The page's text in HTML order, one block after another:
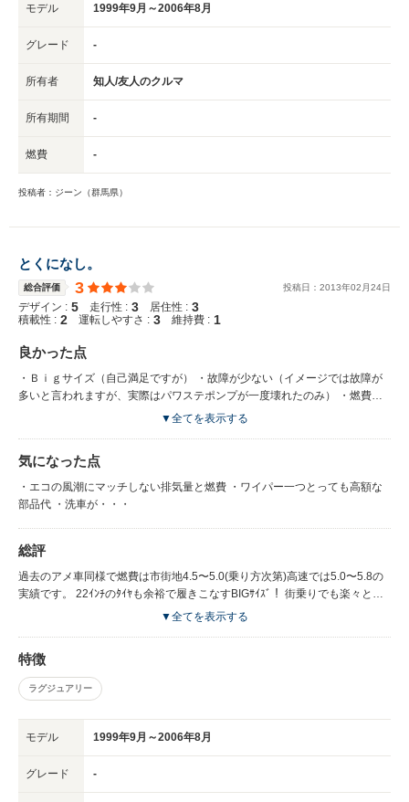
モデル 1999年9月～2006年8月
グレード -
所有者 知人/友人のクルマ
所有期間 -
燃費 -
投稿者：ジーン（群馬県）
とくになし。
総合評価 3 投稿日： 2013年02 月24日
デザイン : 5 走行性 : 3 居住性 : 3
積載性 : 2 運転しやすさ : 3 維持費 : 1
良かった点
・Ｂｉｇサイズ（自己満足ですが） ・故障が少ない（イメージでは故障が
多いと言われますが、実際はパワステポンプが一度壊れたのみ） ・燃費ラ
ンクルの１００や２００に乗っている人と同等以上 ・内装の革シート（手
▼全てを表示する
気になった点
・エコの風潮にマッチしない排気量と燃費 ・ワイパー一つとっても高額な
部品代 ・洗車が・・・
総評
過去のアメ車同様で燃費は市街地4.5〜5.0(乗り方次第)高速では5.0〜5.8の
実績です。 22ｲﾝﾁのﾀｲﾔも余裕で履きこなすBIGｻｲｽﾞ！ 街乗りでも楽々とは
言えませんが２ｔﾛﾝｸﾞのﾄﾗｯｸと思えば普通に走れます(慣れは必要ですが)
▼全てを表示する
特徴
ラグジュアリー
モデル 1999年9月～2006年8月
グレード -